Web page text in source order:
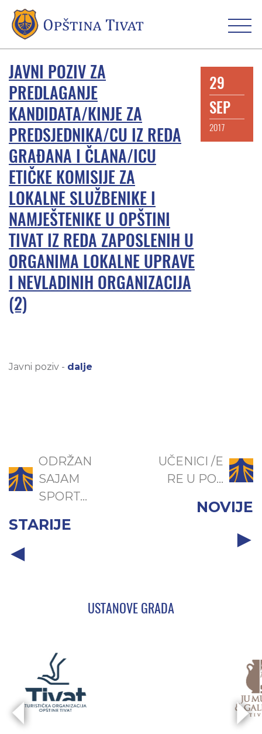
JAVNI POZIV ZA
PREDLAGANJE
KANDIDATA/KINJE ZA
PREDSJEDNIKA/CU IZ REDA
GRAĐANA I ČLANA/ICU
ETIČKE KOMISIJE ZA
LOKALNE SLUŽBENIKE I
NAMJEŠTENIKE U OPŠTINI
TIVAT IZ REDA ZAPOSLENIH U
ORGANIMA LOKALNE UPRAVE
I NEVLADINIH ORGANIZACIJA
(2)
29
SEP
2017
Javni poziv - dalje
ODRŽAN
SAJAM
SPORT...
STARIJE
UČENICI /E
RE U PO...
NOVIJE
USTANOVE GRADA